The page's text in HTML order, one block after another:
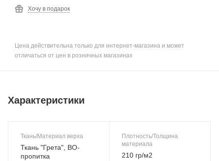
Хочу в подарок
Цена действительна только для интернет-магазина и может
отличаться от цен в розничных магазинах
Характеристики
Ткань/Материал верха
Ткань "Грета", ВО-
пропитка
Плотность/Толщина
материала
210 гр/м2